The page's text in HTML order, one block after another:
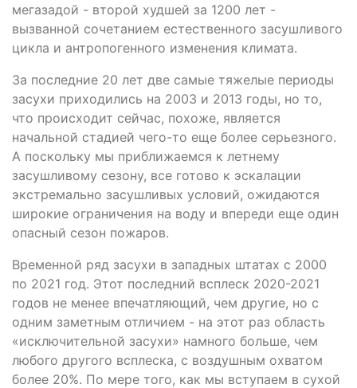
мегазадой - второй худшей за 1200 лет -
вызванной сочетанием естественного засушливого
цикла и антропогенного изменения климата.
За последние 20 лет две самые тяжелые периоды
засухи приходились на 2003 и 2013 годы, но то,
что происходит сейчас, похоже, является
начальной стадией чего-то еще более серьезного.
А поскольку мы приближаемся к летнему
засушливому сезону, все готово к эскалации
экстремально засушливых условий, ожидаются
широкие ограничения на воду и впереди еще один
опасный сезон пожаров.
Временной ряд засухи в западных штатах с 2000
по 2021 год. Этот последний всплеск 2020-2021
годов не менее впечатляющий, чем другие, но с
одним заметным отличием - на этот раз область
«исключительной засухи» намного больше, чем
любого другого всплеска, с воздушным охватом
более 20%. По мере того, как мы вступаем в сухой